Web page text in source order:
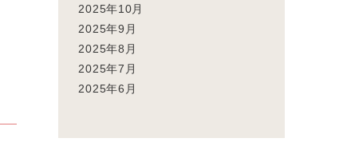
2025年10月
2025年9月
2025年8月
2025年7月
2025年6月